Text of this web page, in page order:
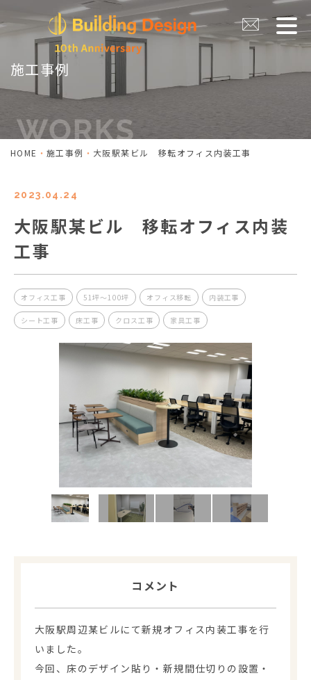
施工事例
HOME 施工事例 大阪駅某ビル 移転オフィス内装工事
2023.04.24
大阪駅某ビル 移転オフィス内装
工事
オフィス工事 51坪～100坪 オフィス移転 内装工事
シート工事 床工事 クロス工事 家具工事
コメント
大阪駅周辺某ビルにて新規オフィス内装工事を行
いました。
今回、床のデザイン貼り・新規間仕切りの設置・